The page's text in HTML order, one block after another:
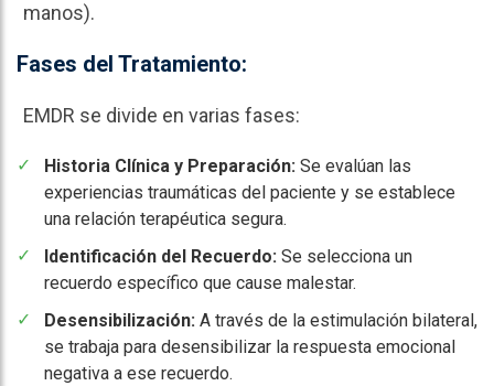
manos).
Fases del Tratamiento:
EMDR se divide en varias fases:
Historia Clínica y Preparación: Se evalúan las
experiencias traumáticas del paciente y se establece
una relación terapéutica segura.
Identificación del Recuerdo: Se selecciona un
recuerdo específico que cause malestar.
Desensibilización: A través de la estimulación bilateral,
se trabaja para desensibilizar la respuesta emocional
negativa a ese recuerdo.